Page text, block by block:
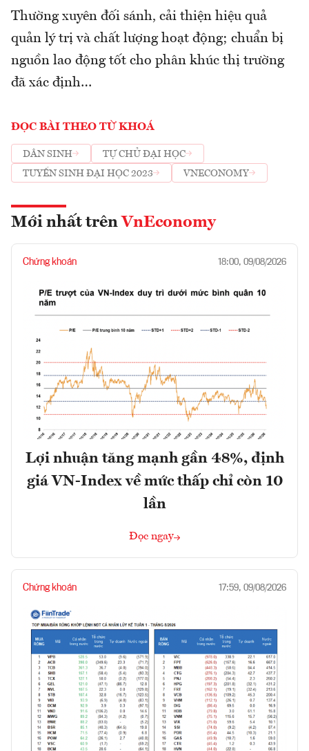
Thường xuyên đối sánh, cải thiện hiệu quả
quản lý trị và chất lượng hoạt động; chuẩn bị
nguồn lao động tốt cho phân khúc thị trường
đã xác định…
ĐỌC BÀI THEO TỪ KHOÁ
DÂN SINH
TỰ CHỦ ĐẠI HỌC
TUYỂN SINH ĐẠI HỌC 2023
VNECONOMY
Mới nhất trên VnEconomy
Chứng khoán 18:00, 09/08/2026
Lợi nhuận tăng mạnh gần 48%, định
giá VN-Index về mức thấp chỉ còn 10
lần
Đọc ngay
Chứng khoán 17:59, 09/08/2026